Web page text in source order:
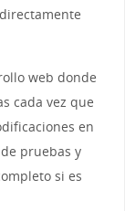
web donde
cada vez que
en
pruebas y
si es